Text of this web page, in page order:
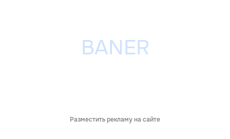
Разместить рекламу на сайте